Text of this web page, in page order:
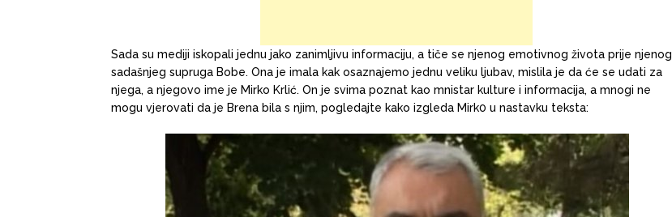
Sada su mediji iskopali jednu jako zanimljivu informaciju, a tiče se njenog emotivnog života prije njenog
sadašnjeg supruga Bobe. Ona je imala kak osaznajemo jednu veliku ljubav, mislila je da će se udati za
njega, a njegovo ime je Mirko Krlić. On je svima poznat kao mnistar kulture i informacija, a mnogi ne
mogu vjerovati da je Brena bila s njim, pogledajte kako izgleda Mirk0 u nastavku teksta: